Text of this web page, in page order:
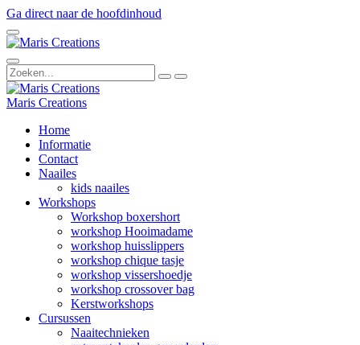
Ga direct naar de hoofdinhoud
Maris Creations
Home
Informatie
Contact
Naailes
kids naailes
Workshops
Workshop boxershort
workshop Hooimadame
workshop huisslippers
workshop chique tasje
workshop vissershoedje
workshop crossover bag
Kerstworkshops
Cursussen
Naaitechnieken